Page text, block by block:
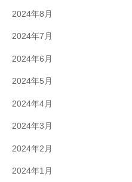
2024年8月
2024年7月
2024年6月
2024年5月
2024年4月
2024年3月
2024年2月
2024年1月